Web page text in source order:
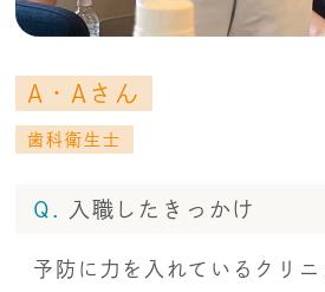
A・Aさん
歯科衛生士
Q. 入職したきっかけ
予防に力を入れているクリ